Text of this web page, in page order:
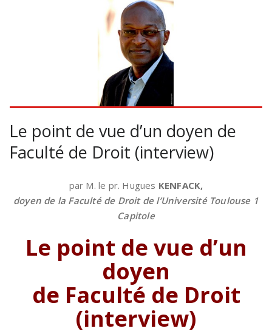
Le point de vue d’un doyen de
Faculté de Droit (interview)
par M. le pr. Hugues KENFACK,
doyen de la Faculté de Droit de l’Université Toulouse 1
Capitole
Le point de vue d’un
doyen
de Faculté de Droit
(interview)